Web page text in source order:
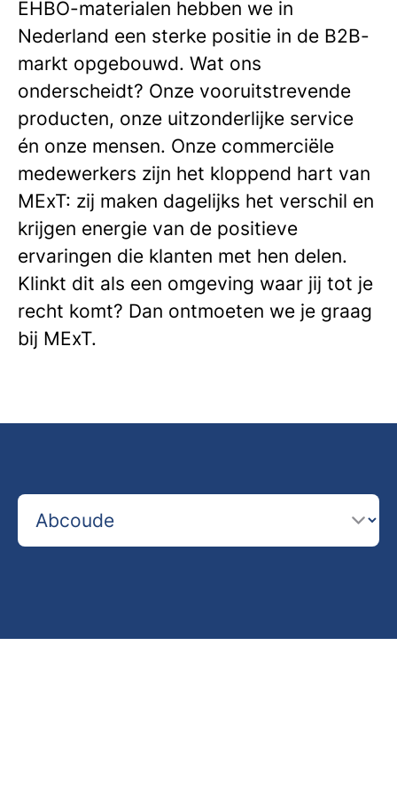
EHBO-materialen hebben we in
Nederland een sterke positie in de B2B-
markt opgebouwd. Wat ons
onderscheidt? Onze vooruitstrevende
producten, onze uitzonderlijke service
én onze mensen. Onze commerciële
medewerkers zijn het kloppend hart van
MExT: zij maken dagelijks het verschil en
krijgen energie van de positieve
ervaringen die klanten met hen delen.
Klinkt dit als een omgeving waar jij tot je
recht komt? Dan ontmoeten we je graag
bij MExT.